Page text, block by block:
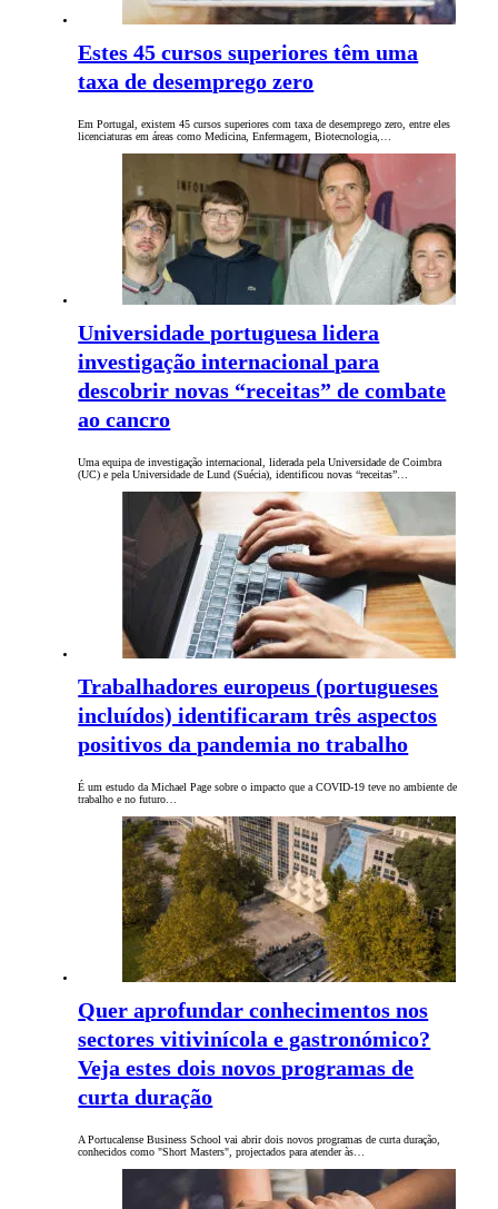
Estes 45 cursos superiores têm uma
taxa de desemprego zero
Em Portugal, existem 45 cursos superiores com taxa de desemprego zero, entre eles
licenciaturas em áreas como Medicina, Enfermagem, Biotecnologia,…
Universidade portuguesa lidera
investigação internacional para
descobrir novas “receitas” de combate
ao cancro
Uma equipa de investigação internacional, liderada pela Universidade de Coimbra
(UC) e pela Universidade de Lund (Suécia), identificou novas “receitas”…
Trabalhadores europeus (portugueses
incluídos) identificaram três aspectos
positivos da pandemia no trabalho
É um estudo da Michael Page sobre o impacto que a COVID-19 teve no ambiente de
trabalho e no futuro…
Quer aprofundar conhecimentos nos
sectores vitivinícola e gastronómico?
Veja estes dois novos programas de
curta duração
A Portucalense Business School vai abrir dois novos programas de curta duração,
conhecidos como "Short Masters", projectados para atender às…